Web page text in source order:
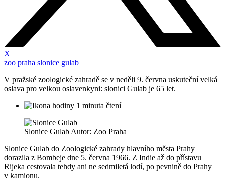
X
zoo praha slonice gulab
V pražské zoologické zahradě se v neděli 9. června uskuteční velká
oslava pro velkou oslavenkyni: slonici Gulab je 65 let.
1 minuta čtení
Slonice Gulab Autor: Zoo Praha
Slonice Gulab do Zoologické zahrady hlavního města Prahy
dorazila z Bombeje dne 5. června 1966. Z Indie až do přístavu
Rijeka cestovala tehdy ani ne sedmiletá lodí, po pevnině do Prahy
v kamionu.